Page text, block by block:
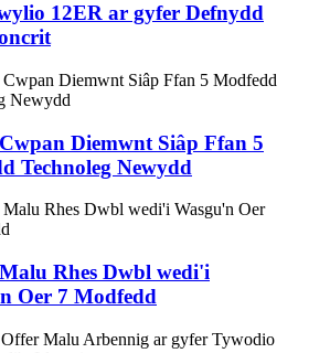
12ER ar gyfer Defnydd
Diemwnt Siâp Ffan 5
Technoleg Newydd
Rhes Dwbl wedi'i
Oer 7 Modfedd